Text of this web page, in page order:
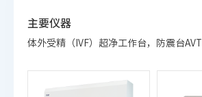
主要仪器
体外受精（IVF）超净工作台，防震台AVT